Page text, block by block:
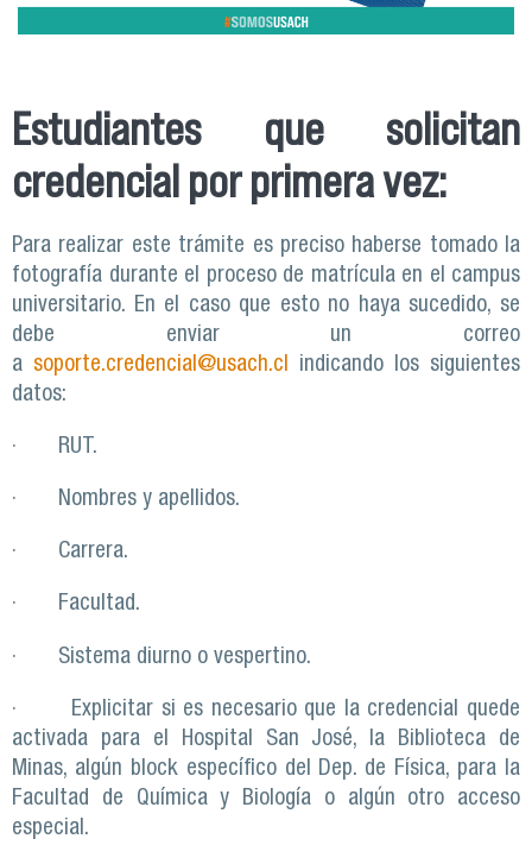
Estudiantes que solicitan
credencial por primera vez:
Para realizar este trámite es preciso haberse tomado la
fotografía durante el proceso de matrícula en el campus
universitario. En el caso que esto no haya sucedido, se
debe enviar un correo
a soporte.credencial@usach.cl
indicando los siguientes
datos:
· RUT.
· Nombres y apellidos.
· Carrera.
· Facultad.
· Sistema diurno o vespertino.
· Explicitar si es necesario que la credencial quede
activada para el Hospital San José, la Biblioteca de
Minas, algún block específico del Dep. de Física, para la
Facultad de Química y Biología o algún otro acceso
especial.